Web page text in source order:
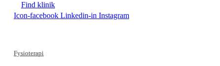
Find klinik
Icon-facebook Linkedin-in Instagram
Fysioterapi